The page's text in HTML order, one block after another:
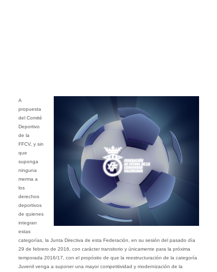
A
propuesta
del Comité
Deportivo
de la
FFCV, y sin
que
suponga
ninguna
merma a
los
derechos
deportivos
de quienes
integran
estas
categorías, la Junta Directiva de esta Federación, en su sesión del pasado día
29 de febrero de 2016, con carácter transitorio y únicamente para la próxima
temporada 2016/17, con el propósito de que la reestructuración de la categoría
Juvenil venga a suponer una mayor competitividad y modernización de la